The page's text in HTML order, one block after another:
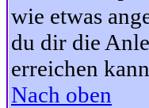
wie etwas
du dir die
erreichen
Nach oben